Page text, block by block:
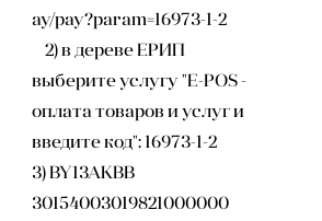
ay/pay?param=16973-1-2
2) в дереве ЕРИП
выберите услугу "E-POS -
оплата товаров и услуг и
введите код": 16973-1-2
3) BY13AKBB
30154003019821000000